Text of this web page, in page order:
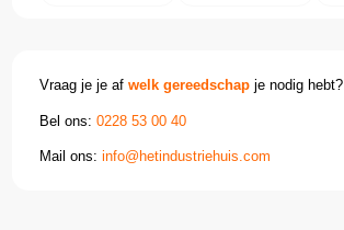
Vraag je je afwelk gereedschap je nodig hebt?
Bel ons:0228 53 00 40
Mail ons:info@hetindustriehuis.com